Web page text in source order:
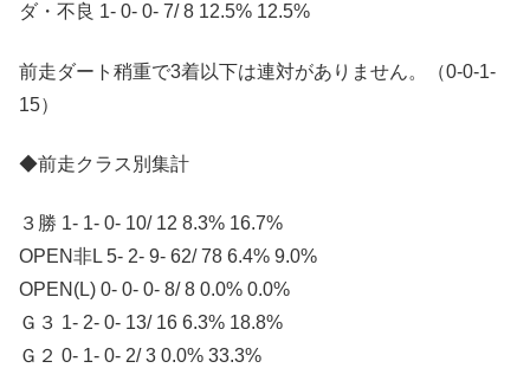
ダ・不良 1- 0- 0- 7/ 8 12.5% 12.5%
前走ダート稍重で3着以下は連対がありません。（0-0-1-
15）
◆前走クラス別集計
３勝 1- 1- 0- 10/ 12 8.3% 16.7%
OPEN非L 5- 2- 9- 62/ 78 6.4% 9.0%
OPEN(L) 0- 0- 0- 8/ 8 0.0% 0.0%
Ｇ３ 1- 2- 0- 13/ 16 6.3% 18.8%
Ｇ２ 0- 1- 0- 2/ 3 0.0% 33.3%